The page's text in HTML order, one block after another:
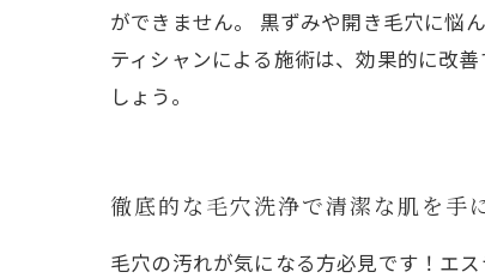
ができません。 黒ずみや開き毛穴に悩
ティシャンによる施術は、効果的に改
しょう。
徹底的な毛穴洗浄で清潔な肌を手
毛穴の汚れが気になる方必見です！エ